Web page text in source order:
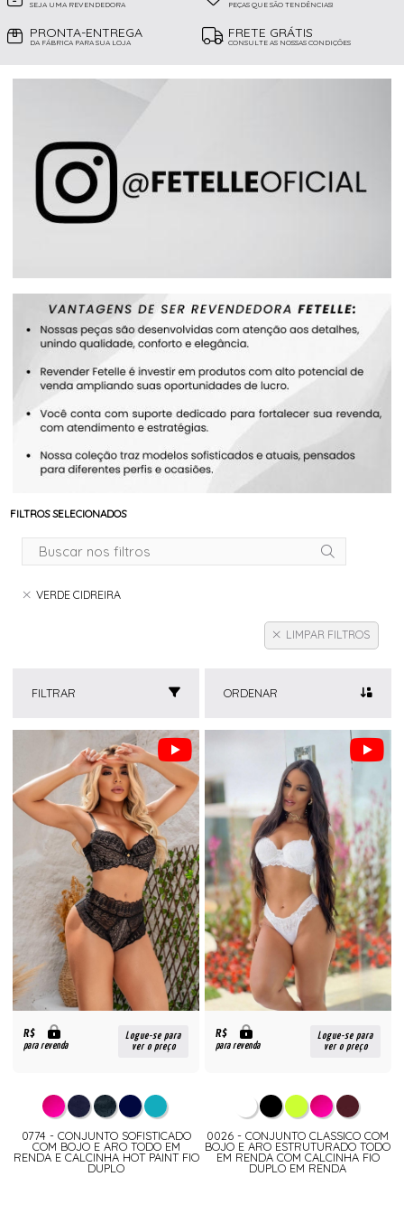
SEJA UMA REVENDEDORA PEÇAS QUE SÃO TENDÊNCIAS!
PRONTA-ENTREGA
DA FÁBRICA PARA SUA LOJA
FRETE GRÁTIS
CONSULTE AS NOSSAS CONDIÇÕES
FILTROS SELECIONADOS
VERDE CIDREIRA
LIMPAR FILTROS
FILTRAR ORDENAR
R$
para revenda
Logue-se para
ver o preço
0774 - CONJUNTO SOFISTICADO
COM BOJO E ARO TODO EM
RENDA E CALCINHA HOT PAINT FIO
DUPLO
R$
para revenda
Logue-se para
ver o preço
0026 - CONJUNTO CLASSICO COM
BOJO E ARO ESTRUTURADO TODO
EM RENDA COM CALCINHA FIO
DUPLO EM RENDA